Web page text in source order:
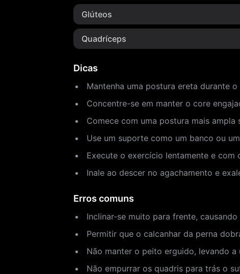
Glúteos
Quadríceps
Dicas
Mantenha uma postura ereta durante
Concentre-se em manter o core
Comece com uma postura mais
Use um suporte como um banco ou
Execute o exercício lentamente e
Inale ao descer no agachamento e
Erros comuns
Inclinar-se muito para frente,
Permitir que o calcanhar da perna
Não manter o peito erguido, levando
Não empurrar os quadris para trás o